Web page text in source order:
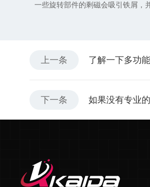
一些旋转部件的剩磁会吸引铁屑，并
上一条 了解一下多功
下一条 如果没有专业